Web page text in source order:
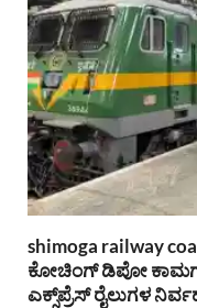
shimoga railway
ಕೋಚಿಂಗ್ ಡಿಪೋ
ಎಕ್ಸ್‌ಪ್ರೆಸ್ ರೈಲುಗಳ